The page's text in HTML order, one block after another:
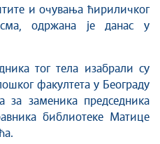
и очувања ћириличког
одржана је данас у
тог тела изабрали су
факултета у Београду
за заменика председника
библиотеке Матице